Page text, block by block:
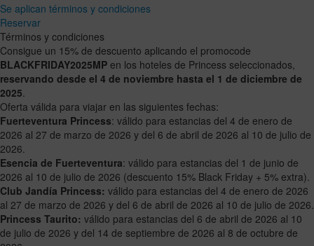
Se aplican términos y condiciones
Reservar
Términos y condiciones
Consigue un 15% de descuento aplicando el promocode
BLACKFRIDAY2025MP en los hoteles de Princess seleccionados,
reservando desde el 4 de noviembre hasta el 1 de diciembre de
2025
Oferta válida para viajar en las siguientes fechas:
Fuerteventura Princess: válido para estancias del 4 de enero de
2026 al 27 de marzo de 2026 y del 6 de abril de 2026 al 10 de julio de
2026.
Esencia de Fuerteventura: válido para estancias del 1 de junio de
2026 al 10 de julio de 2026 (descuento 15% Black Friday + 5% extra).
Club Jandía Princess: válido para estancias del 4 de enero de 2026
al 27 de marzo de 2026 y del 6 de abril de 2026 al 10 de julio de 2026.
Princess Taurito: válido para estancias del 6 de abril de 2026 al 10
de julio de 2026 y del 14 de septiembre de 2026 al 8 de octubre de